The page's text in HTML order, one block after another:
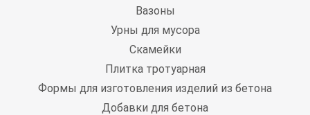
Вазоны
Урны для мусора
Скамейки
Плитка тротуарная
Формы для изготовления изделий из бетона
Добавки для бетона